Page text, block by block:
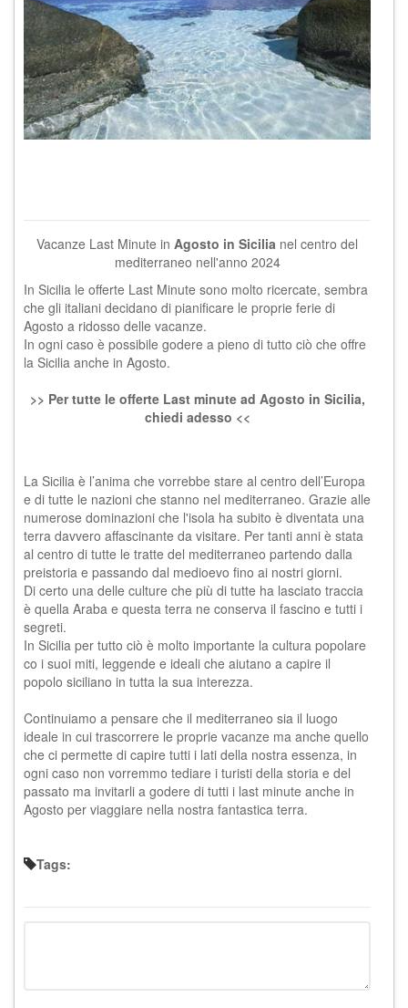
Vacanze Last Minute in Agosto in Sicilia nel centro del
mediterraneo nell'anno 2024
In Sicilia le offerte Last Minute sono molto ricercate, sembra
che gli italiani decidano di pianificare le proprie ferie di
Agosto a ridosso delle vacanze.
In ogni caso è possibile godere a pieno di tutto ciò che offre
la Sicilia anche in Agosto.
>> Per tutte le offerte Last minute ad Agosto in Sicilia,
chiedi adesso <<
La Sicilia è l’anima che vorrebbe stare al centro dell’Europa
e di tutte le nazioni che stanno nel mediterraneo. Grazie alle
numerose dominazioni che l'isola ha subito è diventata una
terra davvero affascinante da visitare. Per tanti anni è stata
al centro di tutte le tratte del mediterraneo partendo dalla
preistoria e passando dal medioevo fino ai nostri giorni.
Di certo una delle culture che più di tutte ha lasciato traccia
è quella Araba e questa terra ne conserva il fascino e tutti i
segreti.
In Sicilia per tutto ciò è molto importante la cultura popolare
co i suoi miti, leggende e ideali che aiutano a capire il
popolo siciliano in tutta la sua interezza.
Continuiamo a pensare che il mediterraneo sia il luogo
ideale in cui trascorrere le proprie vacanze ma anche quello
che ci permette di capire tutti i lati della nostra essenza, in
ogni caso non vorremmo tediare i turisti della storia e del
passato ma invitarli a godere di tutti i last minute anche in
Agosto per viaggiare nella nostra fantastica terra.
Tags: